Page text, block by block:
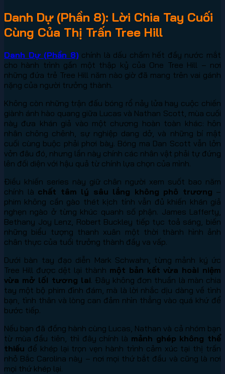
Danh Dự (Phần 8): Lời Chia Tay Cuối
Cùng Của Thị Trấn Tree Hill
Danh Dự (Phần 8)chính là dấu chấm hết đầy nước mắt
cho hành trình gần một thập kỷ của One Tree Hill – nơi
những đứa trẻ Tree Hill năm nào giờ đã mang trên vai gánh
nặng của người trưởng thành.
Không còn những trận đấu bóng rổ nảy lửa hay cuộc chiến
giành ánh hào quang giữa Lucas và Nathan Scott, mùa cuối
này đưa khán giả vào một chương hoàn toàn khác: hôn
nhân chông chênh, sự nghiệp dang dở, và những bí mật
cuối cùng buộc phải phơi bày. Bóng ma Dan Scott vẫn lởn
vởn đâu đó, nhưng lần này chính các nhân vật phải tự đứng
lên đối diện với hậu quả từ chính lựa chọn của mình.
Điều khiến series này giữ chân người xem suốt bao năm
chính là chất tâm lý sâu lắng không phô trương –
phim không cần gào thét kịch tính vẫn đủ khiến khán giả
nghẹn ngào ở từng khúc quanh số phận. James Lafferty,
Bethany Joy Lenz, Robert Buckley tiếp tục toả sáng, biến
những biểu tượng thanh xuân một thời thành hình ảnh
chân thực của tuổi trưởng thành đầy va vấp.
Dưới bàn tay đạo diễn Mark Schwahn, từng mảnh ký ức
Tree Hill được dệt lại thành một bản kết vừa hoài niệm
vừa mở lối tương lai. Đây không đơn thuần là màn chia
tay một bộ phim đình đám, mà là lời nhắc dịu dàng về tình
bạn, tình thân và lòng can đảm nhìn thẳng vào quá khứ để
bước tiếp.
Nếu bạn đã đồng hành cùng Lucas, Nathan và cả nhóm bạn
từ mùa đầu tiên, thì đây chính là mảnh ghép không thể
thiếu để khép lại trọn vẹn hành trình cảm xúc tại thị trấn
nhỏ Bắc Carolina này – nơi mọi thứ bắt đầu và cũng là nơi
mọi thứ khép lại.